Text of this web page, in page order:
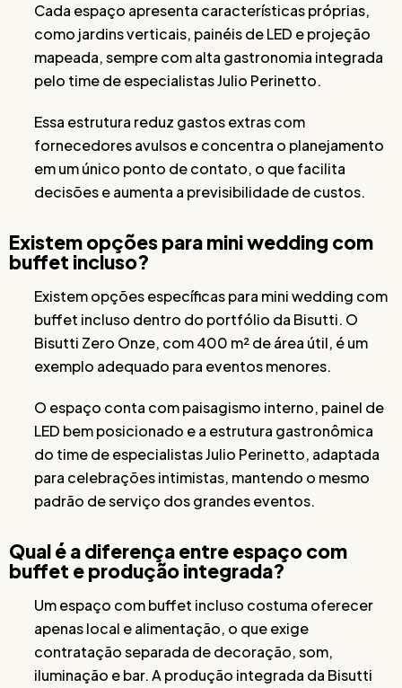
Cada espaço apresenta características próprias,
como jardins verticais, painéis de LED e projeção
mapeada, sempre com alta gastronomia integrada
pelo time de especialistas Julio Perinetto.
Essa estrutura reduz gastos extras com
fornecedores avulsos e concentra o planejamento
em um único ponto de contato, o que facilita
decisões e aumenta a previsibilidade de custos.
Existem opções para mini wedding com
buffet incluso?
Existem opções específicas para mini wedding com
buffet incluso dentro do portfólio da Bisutti. O
Bisutti Zero Onze, com 400 m² de área útil, é um
exemplo adequado para eventos menores.
O espaço conta com paisagismo interno, painel de
LED bem posicionado e a estrutura gastronômica
do time de especialistas Julio Perinetto, adaptada
para celebrações intimistas, mantendo o mesmo
padrão de serviço dos grandes eventos.
Qual é a diferença entre espaço com
buffet e produção integrada?
Um espaço com buffet incluso costuma oferecer
apenas local e alimentação, o que exige
contratação separada de decoração, som,
iluminação e bar. A produção integrada da Bisutti